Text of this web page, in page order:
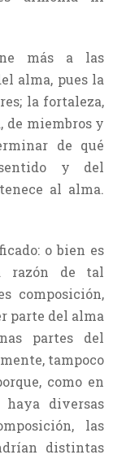
más a las
alma, pues la
la fortaleza,
de miembros y
de qué
y del
al alma.
o bien es
razón de tal
composición,
parte del alma
partes del
tampoco
como en
diversas
las
distintas